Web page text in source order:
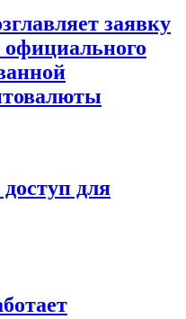
заявку
официального
для